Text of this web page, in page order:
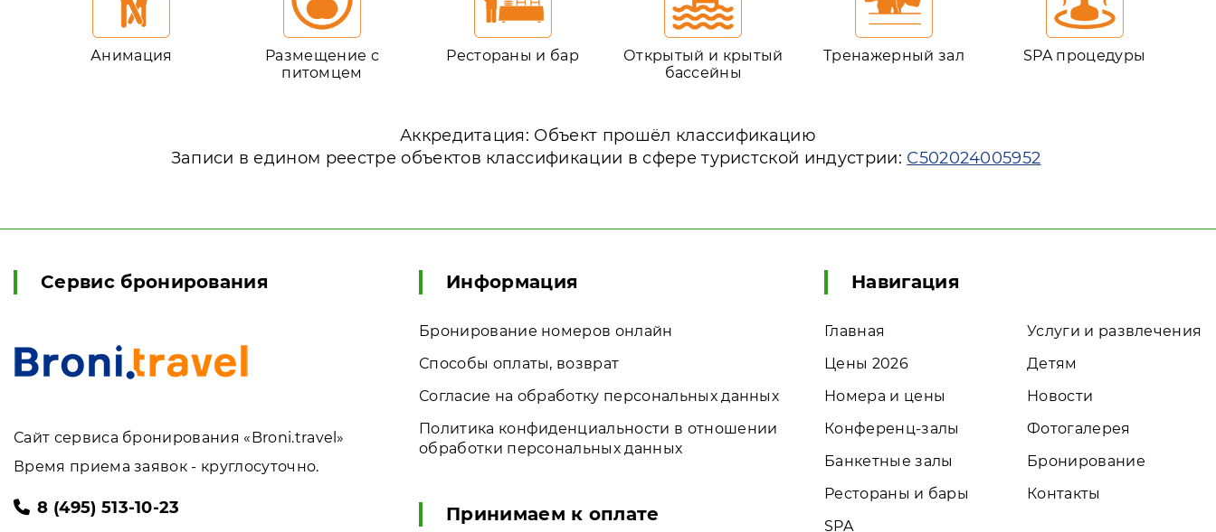
Анимация
Размещение с
питомцем
Рестораны и бар
Открытый и крытый
бассейны
Тренажерный зал SPA процедуры
Аккредитация: Объект прошёл классификацию
Записи в едином реестре объектов классификации в сфере туристской индустрии: С502024005952
Сервис бронирования
Сайт сервиса бронирования «Broni.travel»
Время приема заявок - круглосуточно.
8 (495) 513-10-23
Информация
Бронирование номеров онлайн
Способы оплаты, возврат
Согласие на обработку персональных данных
Политика конфиденциальности в отношении
обработки персональных данных
Принимаем к оплате
Навигация
Главная
Цены 2026
Номера и цены
Конференц-залы
Банкетные залы
Рестораны и бары
SPA
Услуги и развлечения
Детям
Новости
Фотогалерея
Бронирование
Контакты